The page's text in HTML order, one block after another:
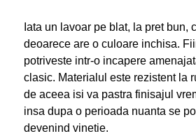
Iata un lavoar pe blat, la pret bun,
deoarece are o culoare inchisa.
potriveste intr-o incapere
clasic. Materialul este rezistent la
de aceea isi va pastra finisajul
insa dupa o perioada nuanta se
devenind vinetie.